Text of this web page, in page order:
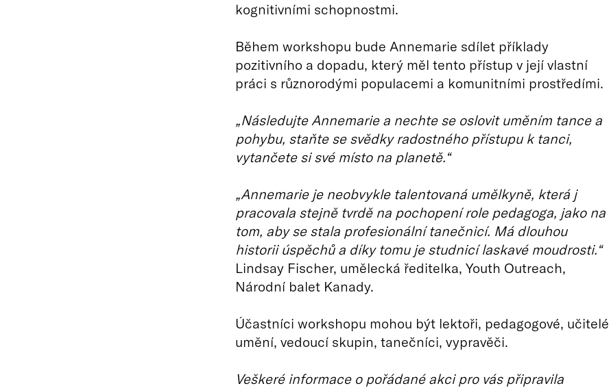
kognitivními schopnostmi.
Během workshopu bude Annemarie sdílet příklady
pozitivního a dopadu, který měl tento přístup v její vlastní
práci s různorodými populacemi a komunitními prostředími.
„Následujte Annemarie a nechte se oslovit uměním tance a
pohybu, staňte se svědky radostného přístupu k tanci,
vytančete si své místo na planetě.“
„Annemarie je neobvykle talentovaná umělkyně, která j
pracovala stejně tvrdě na pochopení role pedagoga, jako na
tom, aby se stala profesionální tanečnicí. Má dlouhou
historii úspěchů a díky tomu je studnicí laskavé moudrosti.“
Lindsay Fischer, umělecká ředitelka, Youth Outreach,
Národní balet Kanady.
Účastníci workshopu mohou být lektoři, pedagogové, učitelé
umění, vedoucí skupin, tanečníci, vypravěči.
Veškeré informace o pořádané akci pro vás připravila